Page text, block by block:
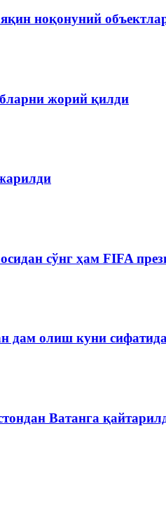
ноқонуний
жорий қилди
сўнг ҳам FIFA
дам олиш куни
Ватанга